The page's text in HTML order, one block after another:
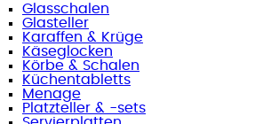
Glasschalen
Glasteller
Karaffen & Krüge
Käseglocken
Körbe & Schalen
Küchentabletts
Menage
Platzteller & -sets